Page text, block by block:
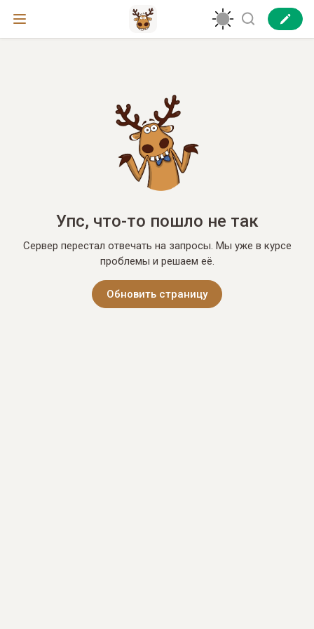
Упс, что-то пошло не так
Сервер перестал отвечать на запросы. Мы уже в курсе
проблемы и решаем её.
Обновить страницу